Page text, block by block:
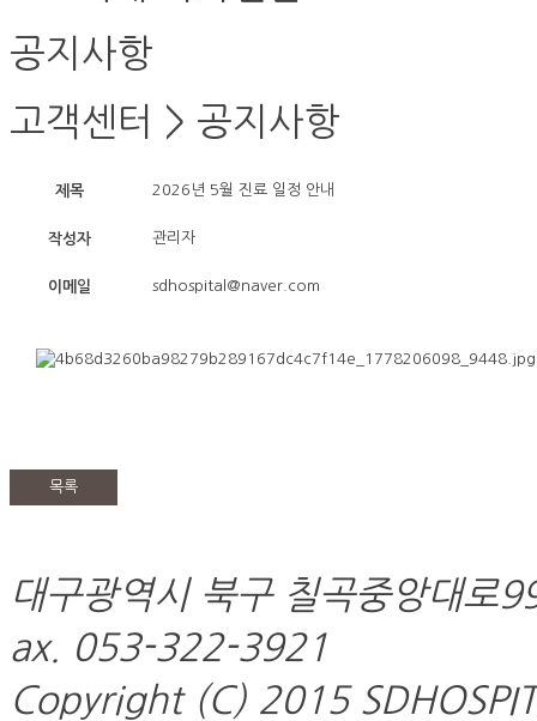
공지사항
고객센터 > 공지사항
제목 2026년 5월 진료 일정 안내
작성자 관리자
이메일 sdhospital@naver.com
목록
대구광역시 북구 칠곡중앙대
ax. 053-322-3921
Copyright (C) 2015